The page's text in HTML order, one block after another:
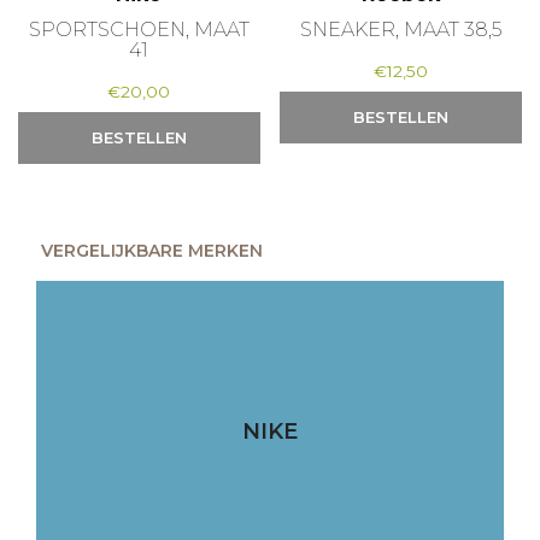
SPORTSCHOEN, MAAT
41
€20,00
BESTELLEN
SNEAKER, MAAT 38,5
€12,50
BESTELLEN
VERGELIJKBARE MERKEN
NIKE